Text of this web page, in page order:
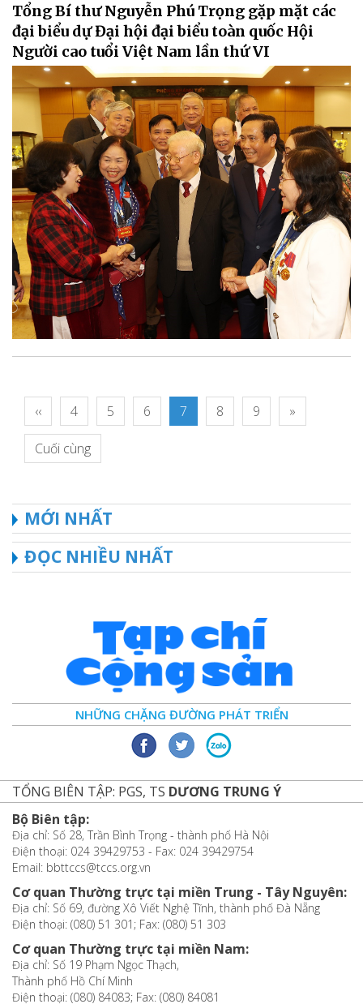
Tổng Bí thư Nguyễn Phú Trọng gặp mặt các
đại biểu dự Đại hội đại biểu toàn quốc Hội
Người cao tuổi Việt Nam lần thứ VI
‹‹ 4 5 6 7 8 9 »
Cuối cùng
MỚI NHẤT
ĐỌC NHIỀU NHẤT
NHỮNG CHẶNG ĐƯỜNG PHÁT TRIỂN
TỔNG BIÊN TẬP: PGS, TS DƯƠNG TRUNG Ý
Bộ Biên tập:
Địa chỉ: Số 28, Trần Bình Trọng - thành phố Hà Nội
Điện thoại: 024 39429753 - Fax: 024 39429754
Email: bbttccs@tccs.org.vn
Cơ quan Thường trực tại miền Trung - Tây Nguyên:
Địa chỉ: Số 69, đường Xô Viết Nghệ Tĩnh, thành phố Đà Nẵng
Điện thoại: (080) 51 301; Fax: (080) 51 303
Cơ quan Thường trực tại miền Nam:
Địa chỉ: Số 19 Phạm Ngọc Thạch,
Thành phố Hồ Chí Minh
Điện thoại: (080) 84083; Fax: (080) 84081